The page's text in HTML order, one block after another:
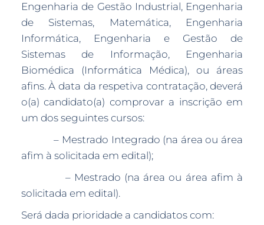
Engenharia de Gestão Industrial, Engenharia
de Sistemas, Matemática, Engenharia
Informática, Engenharia e Gestão de
Sistemas de Informação, Engenharia
Biomédica (Informática Médica), ou áreas
afins. À data da respetiva contratação, deverá
o(a) candidato(a) comprovar a inscrição em
um dos seguintes cursos:
– Mestrado Integrado (na área ou área
afim à solicitada em edital);
– Mestrado (na área ou área afim à
solicitada em edital).
Será dada prioridade a candidatos com: